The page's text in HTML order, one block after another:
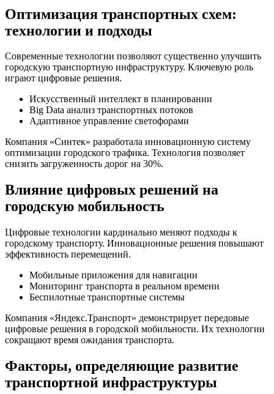
Оптимизация транспортных схем:
технологии и подходы
Современные технологии позволяют существенно улучшить
городскую транспортную инфраструктуру. Ключевую роль
играют цифровые решения.
Искусственный интеллект в планировании
Big Data анализ транспортных потоков
Адаптивное управление светофорами
Компания «Синтек» разработала инновационную систему
оптимизации городского трафика. Технология позволяет
снизить загруженность дорог на 30%.
Влияние цифровых решений на
городскую мобильность
Цифровые технологии кардинально меняют подходы к
городскому транспорту. Инновационные решения повышают
эффективность перемещений.
Мобильные приложения для навигации
Мониторинг транспорта в реальном времени
Беспилотные транспортные системы
Компания «Яндекс.Транспорт» демонстрирует передовые
цифровые решения в городской мобильности. Их технологии
сокращают время ожидания транспорта.
Факторы, определяющие развитие
транспортной инфраструктуры